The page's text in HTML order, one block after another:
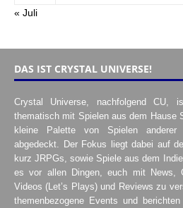
« Juli
DAS IST CRYSTAL UNIVERSE!
Crystal Universe, nachfolgend CU,
thematisch mit Spielen aus dem Hause
kleine Palette von Spielen anderer
abgedeckt. Der Fokus liegt dabei auf
kurz JRPGs, sowie Spiele aus dem
es vor allen Dingen, euch mit News,
Videos (Let’s Plays) und Reviews zu
themenbezogene Events und